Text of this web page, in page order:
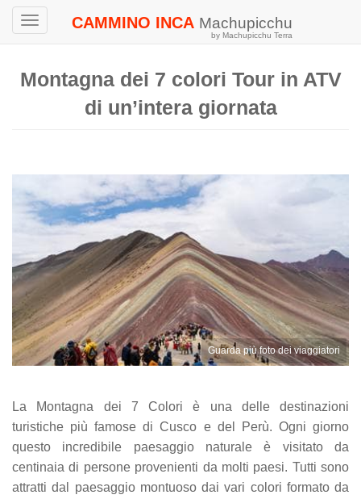
Toggle
CAMMINO INCA Machupicchu
by Machupicchu Terra
Montagna dei 7 colori Tour in ATV
di un’intera giornata
Guarda più foto dei viaggiatori
La Montagna dei 7 Colori è una delle destinazioni
turistiche più famose di Cusco e del Perù. Ogni giorno
questo incredibile paesaggio naturale è visitato da
centinaia di persone provenienti da molti paesi. Tutti sono
attratti dal paesaggio montuoso dai vari colori formato da